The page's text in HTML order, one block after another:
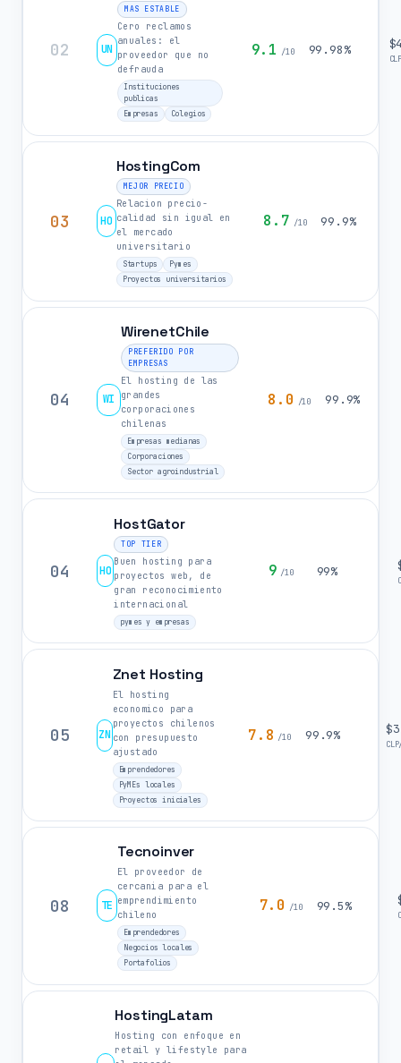
02 UN
MAS ESTABLE
Cero reclamos
anuales: el
proveedor que no
defrauda
Instituciones
publicas
Empresas
Colegios
9.1 /10 99.98%
03 HO
HostingCom
MEJOR PRECIO
Relacion precio-
calidad sin igual en
el mercado
universitario
Startups
Pymes
Proyectos universitarios
8.7 /10 99.9%
04 WI
WirenetChile
PREFERIDO POR
EMPRESAS
El hosting de las
grandes
corporaciones
chilenas
Empresas medianas
Corporaciones
Sector agroindustrial
8.0 /10 99.9%
04 HO
HostGator
TOP TIER
Buen hosting para
proyectos web, de
gran reconocimiento
internacional
pymes y empresas
9 /10 99%
05 ZN
Znet Hosting
El hosting
economico para
proyectos chilenos
con presupuesto
ajustado
Emprendedores
PyMEs locales
Proyectos iniciales
7.8 /10 99.9%
08 TE
Tecnoinver
El proveedor de
cercania para el
emprendimiento
chileno
Emprendedores
Negocios locales
Portafolios
7.0 /10 99.5%
HostingLatam
Hosting con enfoque en
retail y lifestyle para